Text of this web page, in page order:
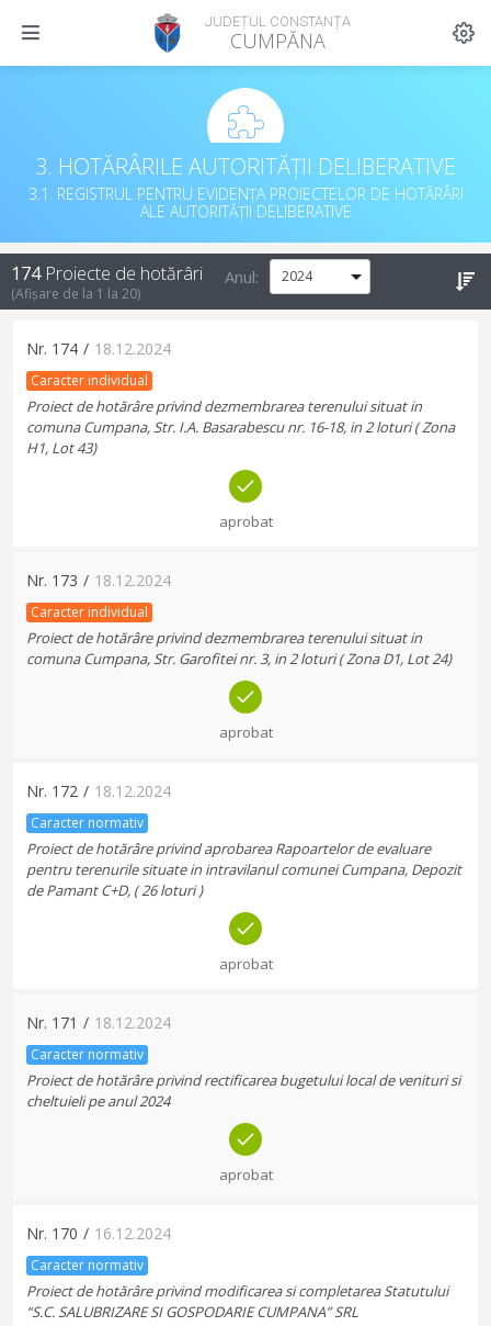
JUDEȚUL CONSTANȚA
CUMPĂNA
3. HOTĂRÂRILE AUTORITĂȚII DELIBERATIVE
3.1. REGISTRUL PENTRU EVIDENȚA PROIECTELOR DE HOTĂRÂRI
ALE AUTORITĂȚII DELIBERATIVE
174 Proiecte de hotărâri
(Afișare de la 1 la 20)
Anul:
Nr. 174 / 18.12.2024
Caracter individual
Proiect de hotărâre privind dezmembrarea terenului situat in
comuna Cumpana, Str. I.A. Basarabescu nr. 16-18, in 2 loturi ( Zona
H1, Lot 43)
aprobat
Nr. 173 / 18.12.2024
Caracter individual
Proiect de hotărâre privind dezmembrarea terenului situat in
comuna Cumpana, Str. Garofitei nr. 3, in 2 loturi ( Zona D1, Lot 24)
aprobat
Nr. 172 / 18.12.2024
Caracter normativ
Proiect de hotărâre privind aprobarea Rapoartelor de evaluare
pentru terenurile situate in intravilanul comunei Cumpana, Depozit
de Pamant C+D, ( 26 loturi )
aprobat
Nr. 171 / 18.12.2024
Caracter normativ
Proiect de hotărâre privind rectificarea bugetului local de venituri si
cheltuieli pe anul 2024
aprobat
Nr. 170 / 16.12.2024
Caracter normativ
Proiect de hotărâre privind modificarea si completarea Statutului
“S.C. SALUBRIZARE SI GOSPODARIE CUMPANA” SRL